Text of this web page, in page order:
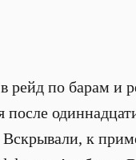
по барам и
после
к